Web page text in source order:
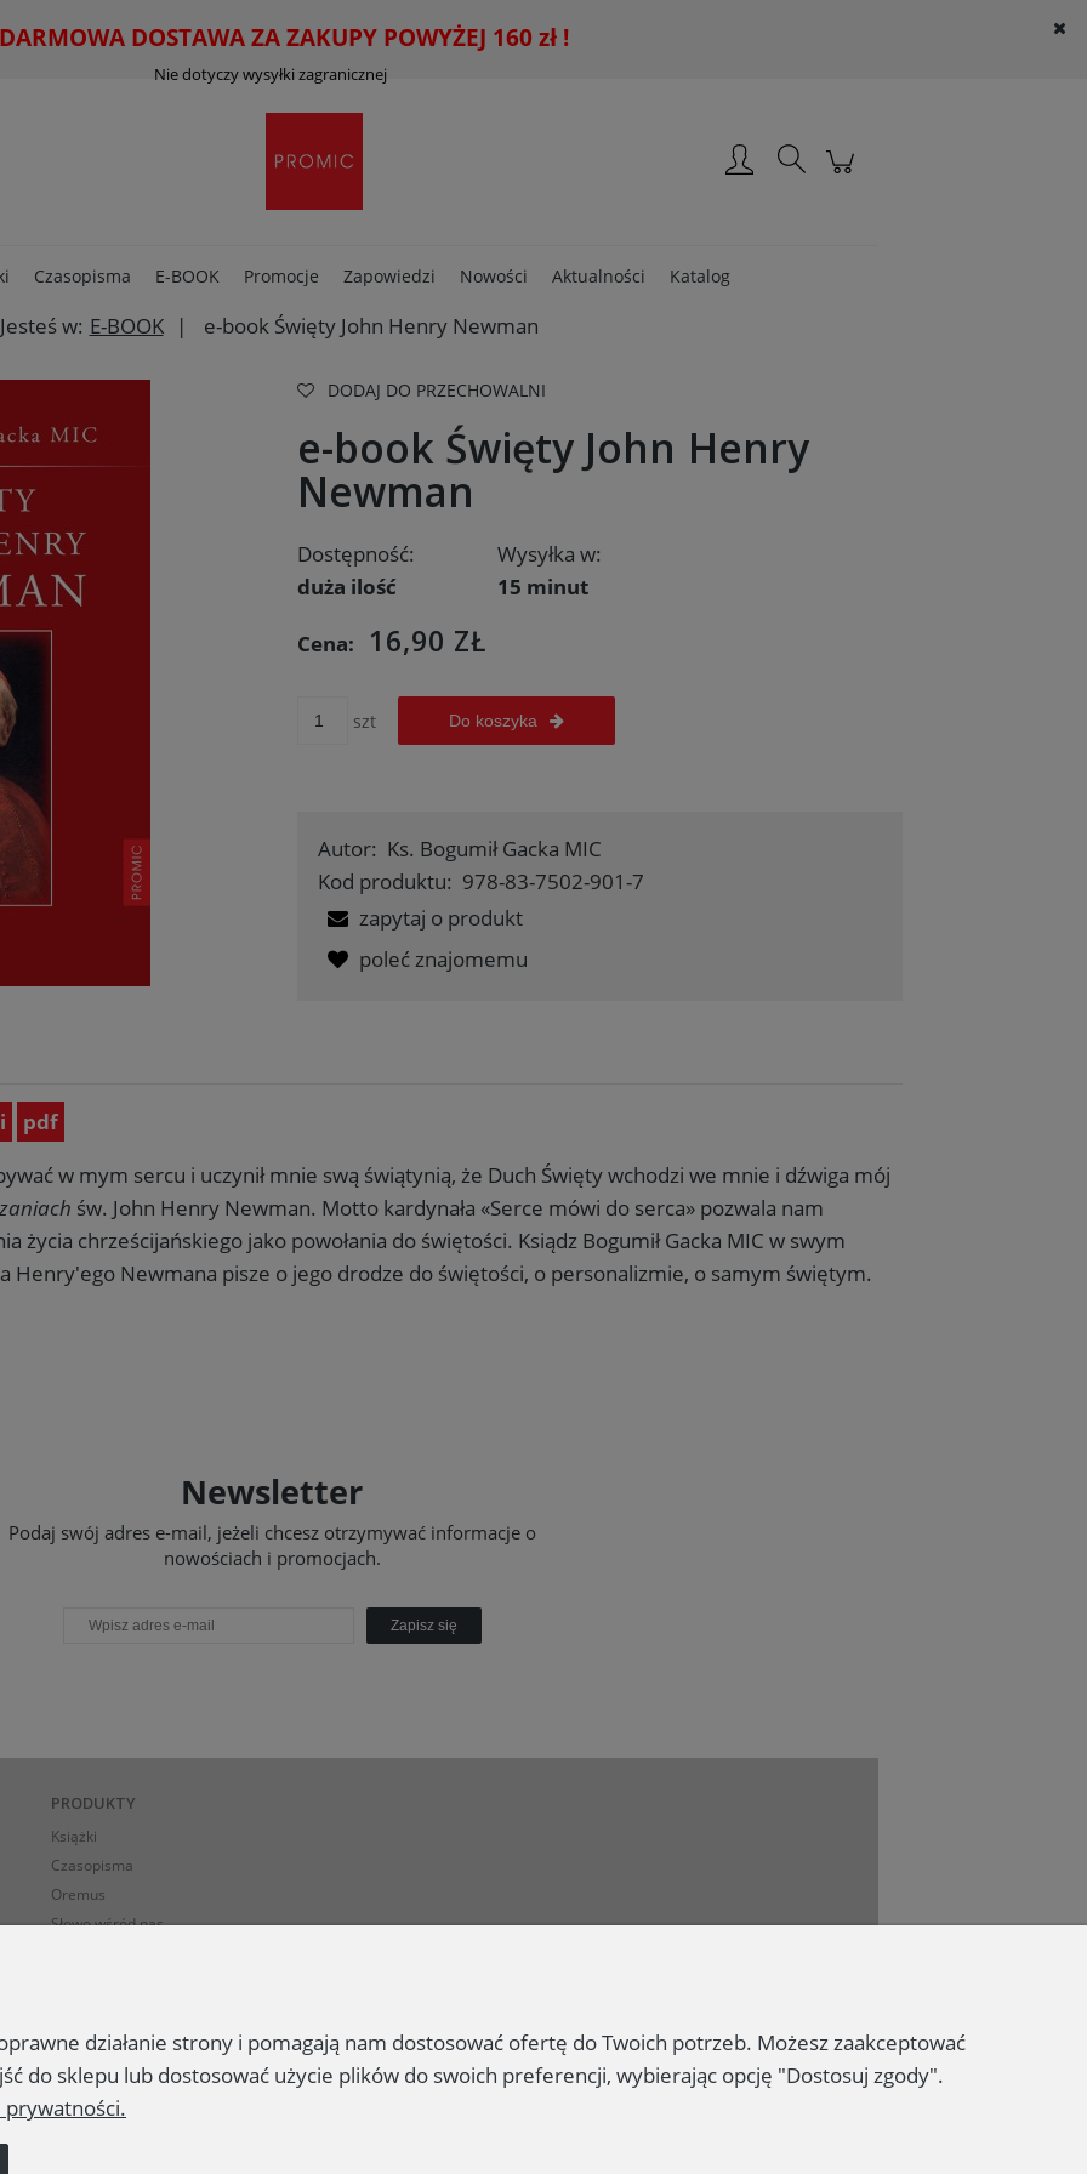
DOSTAWA ZA ZAKUPY POWYŻEJ 160 zł !
Nie dotyczy wysyłki zagranicznej
Czasopisma E-BOOK Promocje Zapowiedzi Nowości Aktualności Katalog
Jesteś w: E-BOOK e-book Święty John Henry Newman
DODAJ DO PRZECHOWALNI
e-book Święty John Henry
Newman
Dostępność:
duża ilość
Wysyłka w:
15 minut
Cena: 16,90 ZŁ
szt Do koszyka
Autor: Ks. Bogumił Gacka MIC
Kod produktu: 978-83-7502-901-7
zapytaj o produkt
poleć znajomemu
pdf
w mym sercu i uczynił mnie swą świątynią, że Duch Święty wchodzi we mnie i dźwiga mój
św. John Henry Newman. Motto kardynała «Serce mówi do serca» pozwala nam
życia chrześcijańskiego jako powołania do świętości. Ksiądz Bogumił Gacka MIC w swym
Henry'ego Newmana pisze o jego drodze do świętości, o personalizmie, o samym świętym.
Newsletter
Podaj swój adres e-mail, jeżeli chcesz otrzymywać informacje o
nowościach i promocjach.
Zapisz się
PRODUKTY
Książki
Czasopisma
Oremus
Słowo wśród nas
działanie strony i pomagają nam dostosować ofertę do Twoich potrzeb. Możesz zaakceptować
do sklepu lub dostosować użycie plików do swoich preferencji, wybierając opcję "Dostosuj zgody".
prywatności.